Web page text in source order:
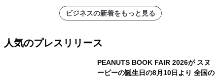
ビジネスの新着をもっと見る
人気のプレスリリース
PEANUTS BOOK FAIR 2026が スヌ
ーピーの誕生日の8月10日より 全国の